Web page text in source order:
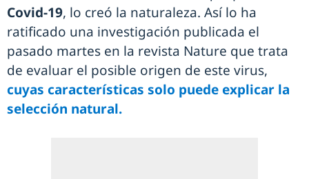
Covid-19, lo creó la naturaleza. Así lo ha
ratificado una investigación publicada el
pasado martes en la revista Nature que trata
de evaluar el posible origen de este virus,
cuyas características solo puede explicar la
selección natural.